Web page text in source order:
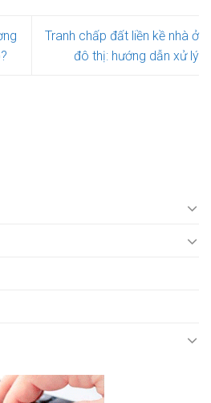
Tranh chấp đất liền kề nhà ở
đô thị: hướng dẫn xử lý